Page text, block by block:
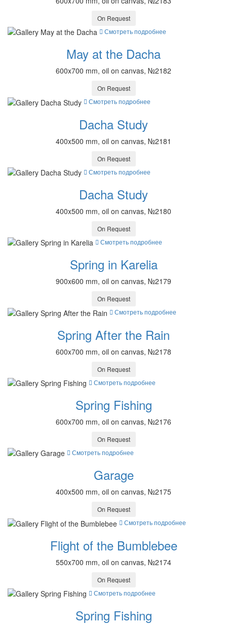
On Request
Смотреть подробнее
May at the Dacha
600x700 mm, oil on canvas, №2182
On Request
Смотреть подробнее
Dacha Study
400x500 mm, oil on canvas, №2181
On Request
Смотреть подробнее
Dacha Study
400x500 mm, oil on canvas, №2180
On Request
Смотреть подробнее
Spring in Karelia
900x600 mm, oil on canvas, №2179
On Request
Смотреть подробнее
Spring After the Rain
600x700 mm, oil on canvas, №2178
On Request
Смотреть подробнее
Spring Fishing
600x700 mm, oil on canvas, №2176
On Request
Смотреть подробнее
Garage
400x500 mm, oil on canvas, №2175
On Request
Смотреть подробнее
Flight of the Bumblebee
550x700 mm, oil on canvas, №2174
On Request
Смотреть подробнее
Spring Fishing